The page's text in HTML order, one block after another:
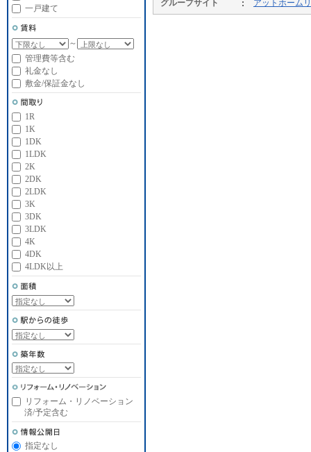
グループサイト
アットホーム
一戸建て
～
管理費等含む
礼金なし
敷金/保証金なし
1R
1K
1DK
1LDK
2K
2DK
2LDK
3K
3DK
3LDK
4K
4DK
4LDK以上
リフォーム・リノベーション
済/予定含む
指定なし